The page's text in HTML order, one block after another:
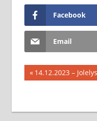
Facebook
Email
Previous
Post:
14.12.2023 –